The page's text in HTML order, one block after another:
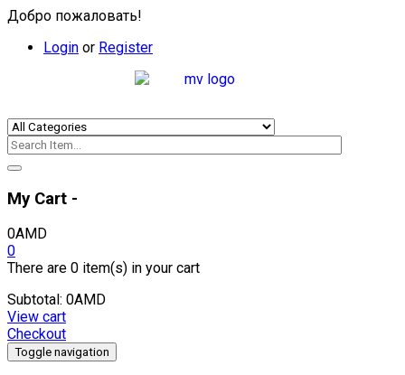
Добро пожаловать!
Login or Register
My Cart -
0AMD
0
There are 0 item(s) in your cart
Subtotal: 0AMD
View cart
Checkout
Toggle navigation